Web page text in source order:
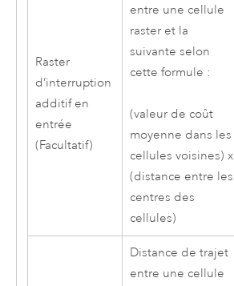
Raster
d’interruption
additif en
entrée
(Facultatif)
entre une cellule
raster et la
suivante selon
cette formule :
(valeur de coût
moyenne dans les
cellules voisines) x
(distance entre les
centres des
cellules)
Distance de trajet
entre une cellule